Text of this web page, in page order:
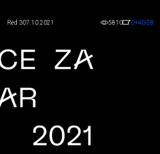
Red 307.10.2021 5810 0+40-28